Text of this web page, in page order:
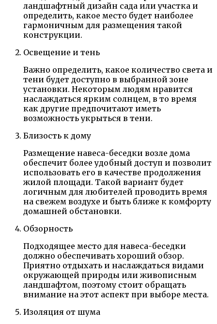
ландшафтный дизайн сада или участка и
определить, какое место будет наиболее
гармоничным для размещения такой
конструкции.
Освещение и тень
Важно определить, какое количество света и
тени будет доступно в выбранной зоне
установки. Некоторым людям нравится
наслаждаться ярким солнцем, в то время
как другие предпочитают иметь
возможность укрыться в тени.
Близость к дому
Размещение навеса-беседки возле дома
обеспечит более удобный доступ и позволит
использовать его в качестве продолжения
жилой площади. Такой вариант будет
логичным для любителей проводить время
на свежем воздухе и быть ближе к комфорту
домашней обстановки.
Обзорность
Подходящее место для навеса-беседки
должно обеспечивать хороший обзор.
Приятно отдыхать и наслаждаться видами
окружающей природы или живописным
ландшафтом, поэтому стоит обращать
внимание на этот аспект при выборе места.
Изоляция от шума